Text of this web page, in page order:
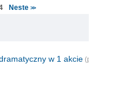
Neste>>
w 1 akcie (polsk)